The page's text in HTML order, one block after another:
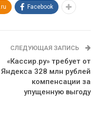
Facebook
СЛЕДУЮЩАЯ ЗАПИСЬ
«Кассир.ру» требует от
Яндекса 328 млн рублей
компенсации за
упущенную выгоду